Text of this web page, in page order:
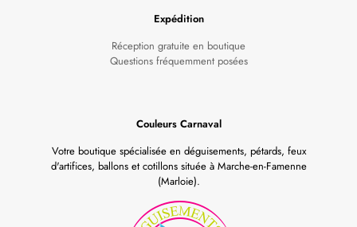
Expédition
Réception gratuite en boutique
Questions fréquemment posées
Couleurs Carnaval
Votre boutique spécialisée en déguisements, pétards, feux
d'artifices, ballons et cotillons située à Marche-en-Famenne
(Marloie).